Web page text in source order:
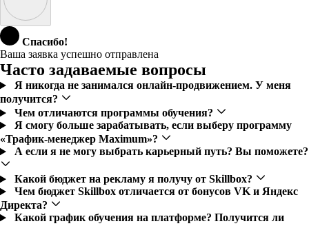
Спасибо!
Ваша заявка успешно отправлена
Часто задаваемые вопросы
Я никогда не занимался онлайн-продвижением. У меня
получится?
Чем отличаются программы обучения?
Я смогу больше зарабатывать, если выберу программу
«Трафик-менеджер Maximum»?
А если я не могу выбрать карьерный путь? Вы поможете?
Какой бюджет на рекламу я получу от Skillbox?
Чем бюджет Skillbox отличается от бонусов VK и Яндекс
Директа?
Какой график обучения на платформе? Получится ли